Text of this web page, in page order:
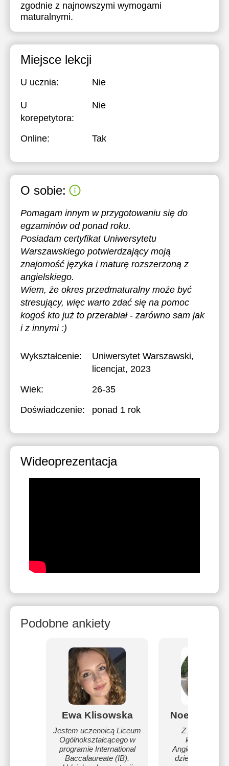
zgodnie z najnowszymi wymogami
maturalnymi.
Miejsce lekcji
U ucznia: Nie
U
korepetytora:
Nie
Online: Tak
O sobie:
Pomagam innym w przygotowaniu się do
egzaminów od ponad roku.
Posiadam certyfikat Uniwersytetu
Warszawskiego potwierdzający moją
znajomość języka i maturę rozszerzoną z
angielskiego.
Wiem, że okres przedmaturalny może być
stresujący, więc warto zdać się na pomoc
kogoś kto już to przerabiał - zarówno sam jak
i z innymi :)
Wykształcenie: Uniwersytet Warszawski,
licencjat, 2023
Wiek:
26-35
Doświadczenie:
ponad 1 rok
Wideoprezentacja
Podobne ankiety
Ewa Klisowska
Jestem uczennicą Liceum
Ogólnokształcącego w
programie International
Baccalaureate (IB).
Noemi
Z pasją
korepetycji
Angielskiego
dzieciom,